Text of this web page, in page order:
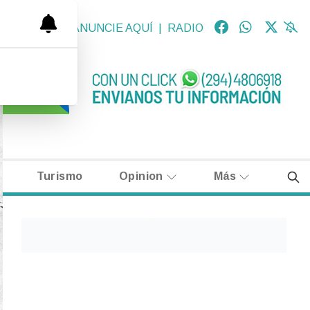
ANUNCIE AQUÍ RADIO
Turismo Opinion Más